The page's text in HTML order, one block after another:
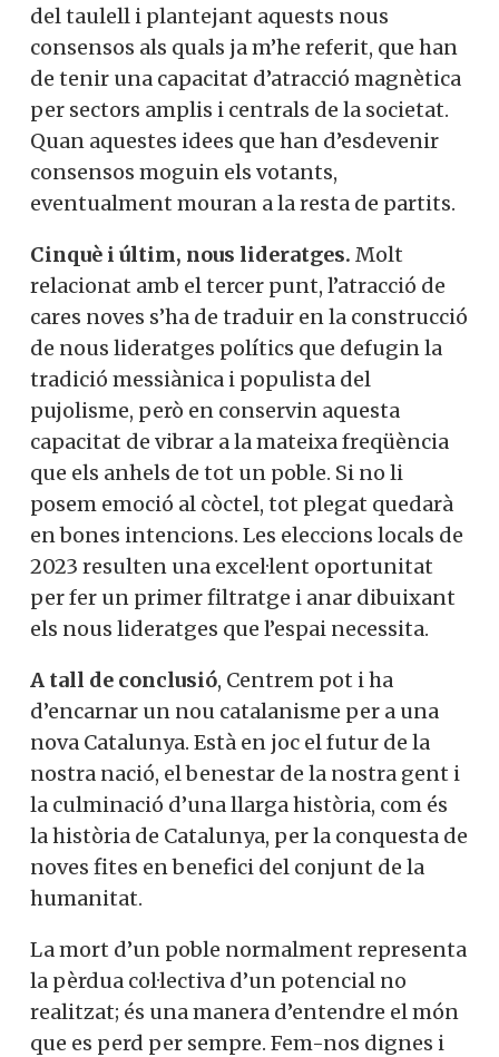
del taulell i plantejant aquests nous
consensos als quals ja m’he referit, que han
de tenir una capacitat d’atracció magnètica
per sectors amplis i centrals de la societat.
Quan aquestes idees que han d’esdevenir
consensos moguin els votants,
eventualment mouran a la resta de partits.
Cinquè i últim, nous lideratges. Molt
relacionat amb el tercer punt, l’atracció de
cares noves s’ha de traduir en la construcció
de nous lideratges polítics que defugin la
tradició messiànica i populista del
pujolisme, però en conservin aquesta
capacitat de vibrar a la mateixa freqüència
que els anhels de tot un poble. Si no li
posem emoció al còctel, tot plegat quedarà
en bones intencions. Les eleccions locals de
2023 resulten una excel·lent oportunitat
per fer un primer filtratge i anar dibuixant
els nous lideratges que l’espai necessita.
A tall de conclusió, Centrem pot i ha
d’encarnar un nou catalanisme per a una
nova Catalunya. Està en joc el futur de la
nostra nació, el benestar de la nostra gent i
la culminació d’una llarga història, com és
la història de Catalunya, per la conquesta de
noves fites en benefici del conjunt de la
humanitat.
La mort d’un poble normalment representa
la pèrdua col·lectiva d’un potencial no
realitzat; és una manera d’entendre el món
que es perd per sempre. Fem-nos dignes i